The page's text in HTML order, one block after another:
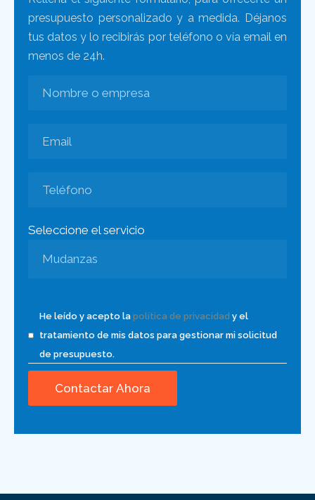
presupuesto personalizado y a medida. Déjanos
tus datos y lo recibirás por teléfono o vía email en
menos de 24h.
Seleccione el servicio
He leído y acepto lapolítica de privacidad y el
tratamiento de mis datos para gestionar mi solicitud
de presupuesto.